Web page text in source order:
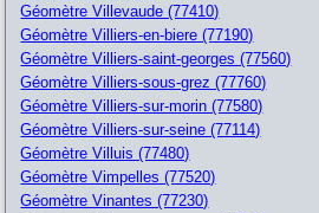
Géomètre Villevaude (77410)
Géomètre Villiers-en-biere (77190)
Géomètre Villiers-saint-georges (77560)
Géomètre Villiers-sous-grez (77760)
Géomètre Villiers-sur-morin (77580)
Géomètre Villiers-sur-seine (77114)
Géomètre Villuis (77480)
Géomètre Vimpelles (77520)
Géomètre Vinantes (77230)